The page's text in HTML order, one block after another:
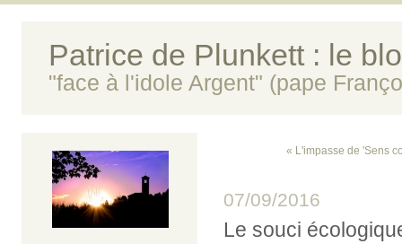
Patrice de Plunkett : le
"face à l'idole Argent" (pape
« L'impasse de 'Sens
07/09/2016
Le souci